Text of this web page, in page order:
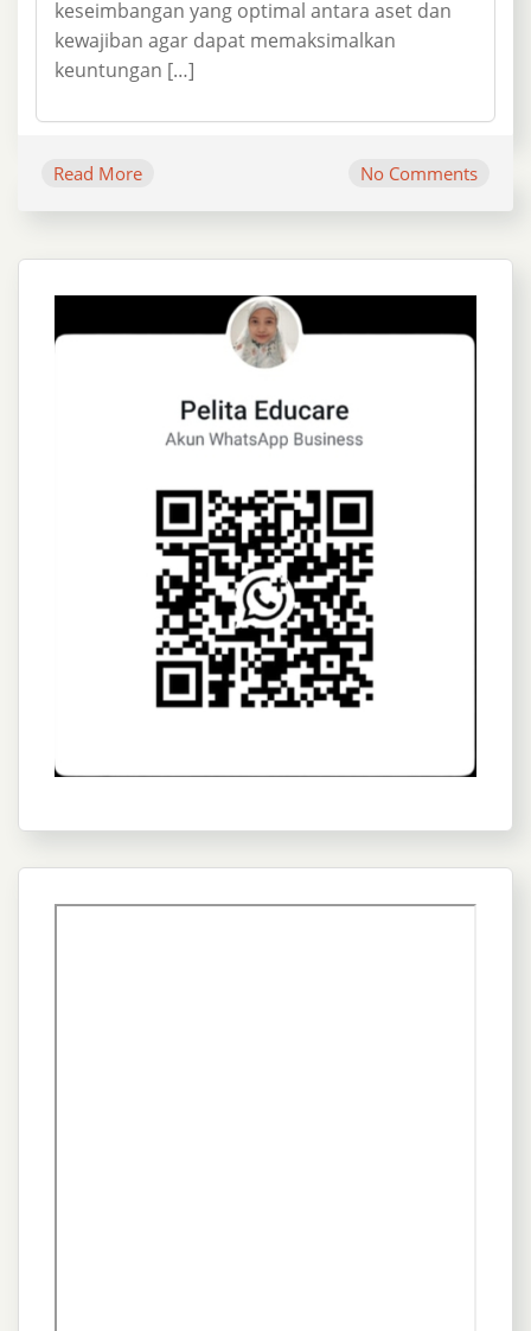
keseimbangan yang optimal antara aset dan
kewajiban agar dapat memaksimalkan
keuntungan […]
Read More No Comments